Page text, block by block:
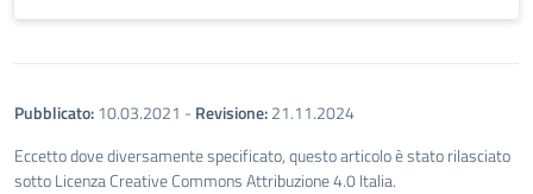
Pubblicato:10.03.2021 -Revisione:21.11.2024
Eccetto dove diversamente specificato, questo articolo è stato rilasciato
sotto Licenza Creative Commons Attribuzione 4.0 Italia.